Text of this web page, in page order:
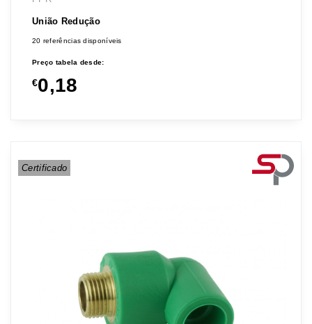
União Redução
20 referências disponíveis
Preço tabela desde:
€0,18
Certificado